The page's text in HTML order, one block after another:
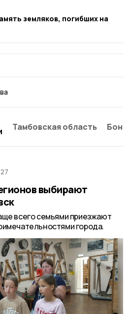
земляков, погибших на
Тамбовская область
выбирают
всего семьями приезжают
города.